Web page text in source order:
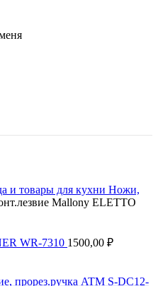
и товары для кухни Ножи,
Mallony ELETTO
WR-7310 1500,00 ₽
прорез.ручка ATM S-DC12-